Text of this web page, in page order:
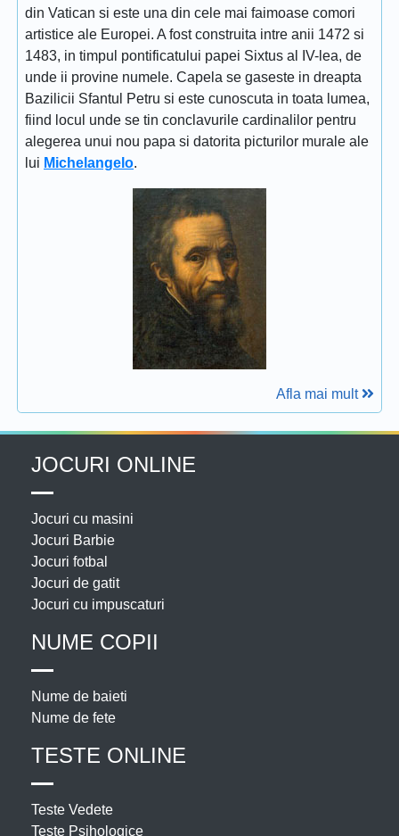
din Vatican si este una din cele mai faimoase comori
artistice ale Europei. A fost construita intre anii 1472 si
1483, in timpul pontificatului papei Sixtus al IV-lea, de
unde ii provine numele. Capela se gaseste in dreapta
Bazilicii Sfantul Petru si este cunoscuta in toata lumea,
fiind locul unde se tin conclavurile cardinalilor pentru
alegerea unui nou papa si datorita picturilor murale ale
lui Michelangelo.
Afla mai mult
JOCURI ONLINE
Jocuri cu masini
Jocuri Barbie
Jocuri fotbal
Jocuri de gatit
Jocuri cu impuscaturi
NUME COPII
Nume de baieti
Nume de fete
TESTE ONLINE
Teste Vedete
Teste Psihologice